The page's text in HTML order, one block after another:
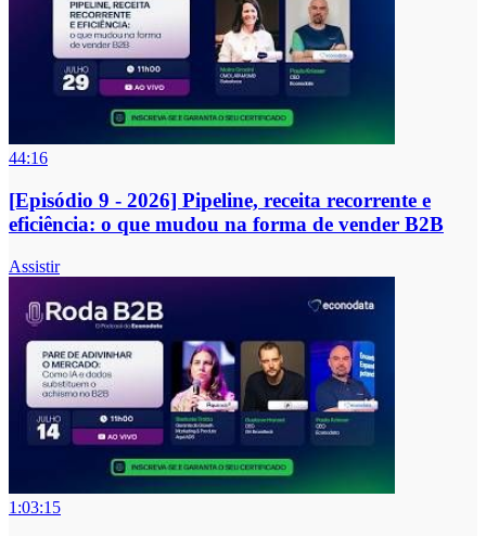
44:16
[Episódio 9 - 2026] Pipeline, receita recorrente e
eficiência: o que mudou na forma de vender B2B
Assistir
1:03:15